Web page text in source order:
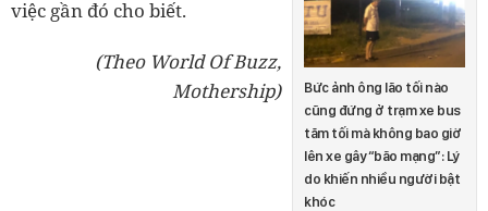
Bức ảnh ông lão tối nào
cũng đứng ở trạm xe bus
tăm tối mà không bao giờ
lên xe gây “bão mạng”: Lý
do khiến nhiều người bật
khóc
việc gần đó cho biết.
(Theo World Of Buzz,
Mothership)